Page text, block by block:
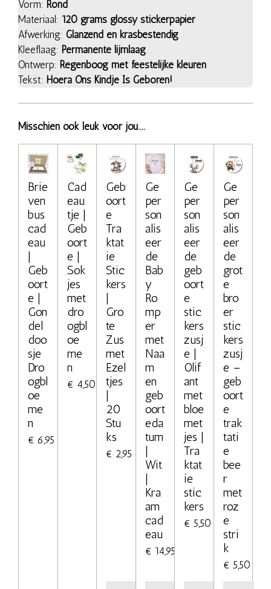
Vorm: Rond
Materiaal: 120 grams glossy stickerpapier
Afwerking: Glanzend en krasbestendig
Kleeflaag: Permanente lijmlaag
Ontwerp: Regenboog met feestelijke kleuren
Tekst: Hoera Ons Kindje Is Geboren!
Misschien ook leuk voor jou....
Brie
ven
bus
cad
eau
|
Geb
oort
e |
Gon
del
doo
sje
Dro
ogbl
oe
me
n
€ 6,95
Cad
eau
tje |
Geb
oort
e |
Sok
jes
met
dro
ogbl
oe
me
n
€ 4,50
Geb
oort
e
Tra
ktat
ie
Stic
kers
|
Gro
te
Zus
met
Ezel
tjes
|
20
Stu
ks
€ 2,95
Ge
per
son
alis
eer
de
Bab
y
Ro
mp
er
met
Naa
m
en
geb
oort
eda
tum
|
Wit
|
Kra
am
cad
eau
€ 14,95
Ge
per
son
alis
eer
de
geb
oort
e
stic
kers
zusj
e |
Olif
ant
met
bloe
met
jes |
Tra
ktat
ie
stic
kers
€ 5,50
Ge
per
son
alis
eer
de
grot
e
bro
er
stic
kers
zusj
e –
geb
oort
e
trak
tati
e
bee
r
met
roz
e
stri
k
€ 5,50